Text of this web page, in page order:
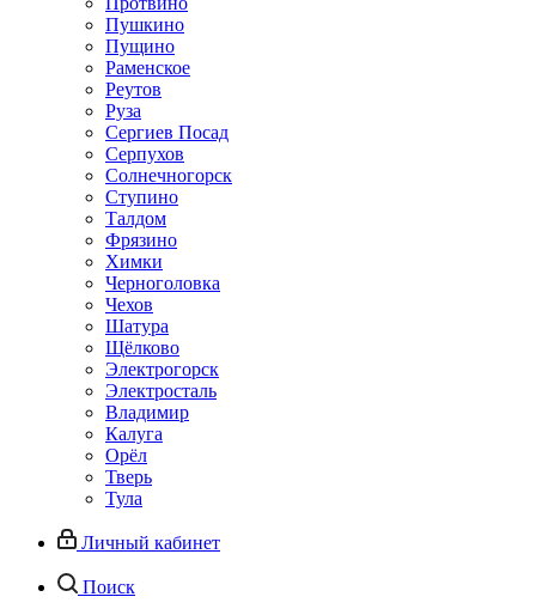
Пушкино
Пущино
Раменское
Реутов
Руза
Сергиев Посад
Серпухов
Солнечногорск
Ступино
Талдом
Фрязино
Химки
Черноголовка
Чехов
Шатура
Щёлково
Электрогорск
Электросталь
Владимир
Калуга
Орёл
Тверь
Тула
Личный кабинет
Поиск